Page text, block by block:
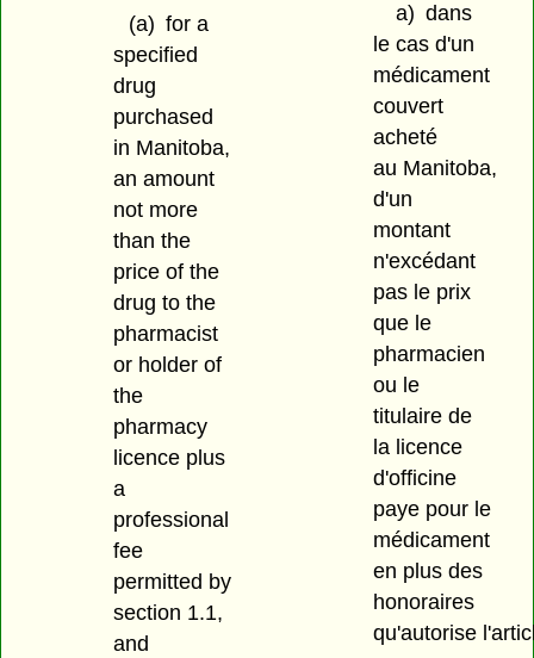
(a) for a
specified
drug
purchased
in Manitoba,
an amount
not more
than the
price of the
drug to the
pharmacist
or holder of
the
pharmacy
licence plus
a
professional
fee
permitted by
section 1.1,
and
a) dans
le cas d'un
médicament
couvert
acheté
au Manitoba,
d'un
montant
n'excédant
pas le prix
que le
pharmacien
ou le
titulaire de
la licence
d'officine
paye pour le
médicament
en plus des
honoraires
qu'autorise